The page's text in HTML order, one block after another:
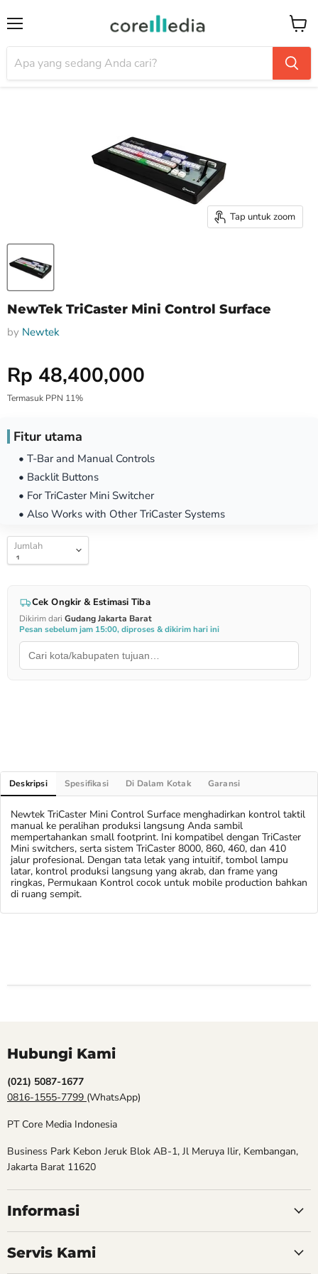
Tap untuk zoom
NewTek TriCaster Mini Control Surface
by Newtek
Harga Special
Rp 48,400,000
Termasuk PPN 11%
Fitur utama
• T-Bar and Manual Controls
• Backlit Buttons
• For TriCaster Mini Switcher
• Also Works with Other TriCaster Systems
Jumlah
Cek Ongkir & Estimasi Tiba
Dikirim dari Gudang Jakarta Barat
Pesan sebelum jam 15:00, diproses & dikirim hari ini
Deskripsi Spesifikasi Di Dalam Kotak Garansi
Newtek TriCaster Mini Control Surface menghadirkan kontrol taktil
manual ke peralihan produksi langsung Anda sambil
mempertahankan small footprint. Ini kompatibel dengan TriCaster
Mini switchers, serta sistem TriCaster 8000, 860, 460, dan 410
jalur profesional. Dengan tata letak yang intuitif, tombol lampu
latar, kontrol produksi langsung yang akrab, dan frame yang
ringkas, Permukaan Kontrol cocok untuk mobile production bahkan
di ruang sempit.
Hubungi Kami
(021) 5087-1677
0816-1555-7799 (WhatsApp)
PT Core Media Indonesia
Business Park Kebon Jeruk Blok AB-1, Jl Meruya Ilir, Kembangan,
Jakarta Barat 11620
Informasi
Servis Kami